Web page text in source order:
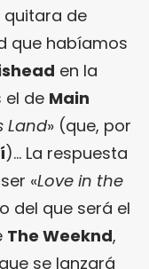
quitara de
que habíamos
en la
el de Main
Land» (que, por
)… La respuesta
«Love in the
del que será el
The Weeknd,
se lanzará